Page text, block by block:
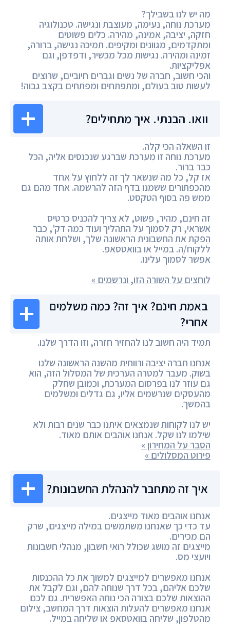
מה יש לנו בשבילך?
מערכת נוחה, נעימה, מעוצבת ונגישה. טכנולוגיה
חזקה, יציבה, אמינה, מהירה. כלים פשוטים
ומתקדמים, מגוונים ומקיפים. תמיכה נגישה, ברורה,
זמינה ומהירה. נגישות מכל מכשיר, ודפדפן, וגם
אפליקציות.
והכי חשוב, חברה של נשים וגברים חיוביים, שרוצים
לעשות טוב בעולם, ומתפתחים ומפתחים בקצב גבוה!
וואו. הבנתי. איך מתחילים?
זו השאלה הכי קלה.
מערכת נוחה זו מערכת שברגע שנכנסים אליה, הכל
כבר ברור.
אז קל, כל מה שנשאר לך זה ללחוץ על אחד
מהכפתורים ששמנו בדף הזה להרשמה. אחד מהם גם
ממש פה בסוף הטקסט.
זה חינם, מהיר, פשוט, לא צריך להכניס כרטיס
אשראי, רק לסמוך על התהליך ועוד כמה דק', כבר
הפקת את החשבונית הראשונה שלך, ושלחת אותה
ללקוח/ה. במייל או בוואטסאפ.
אפשר לסמוך עלינו.
לוחצים על השורה הזו, ונרשמים »
באמת חינם? איך זה? כמה משלמים
אחרי?
תמיד היה חשוב לנו להחזיר חזרה, וזו הדרך שלנו.
אנחנו חברה יציבה ורווחית מהשנה הראשונה שלנו
בשוק. מעבר למטרה הערכית של המסלול הזה, הוא
גם עוזר לנו בפרסום המערכת, וכמובן שחלק
מהעסקים שנרשמים אליו, גם גדלים ומשלמים
בהמשך.
יש לנו לקוחות שנמצאים איתנו כבר שנים רבות ולא
שילמו לנו שקל. אנחנו אוהבים אותם מאוד.
הסבר על המחירון »
פירוט המסלולים »
איך זה מתחבר להנהלת החשבונות?
אנחנו אוהבים מאוד מייצגים.
עד כדי כך שאנחנו משתמשים במילה מייצגים, שרק
הם מכירים.
מייצגים זה מושג שכולל רואי חשבון, מנהלי חשבונות
ויועצי מס.
אנחנו מאפשרים למייצגים למשוך את כל ההכנסות
שלכם אליהם, בכל דרך שנוחה להם, וגם לקבל את
ההוצאות שלכם בצורה הכי נוחה האפשרית. גם לכם
אנחנו מאפשרים להעלות הוצאות דרך המחשב, צילום
מהטלפון, שליחה בוואטסאפ או שליחה במייל.